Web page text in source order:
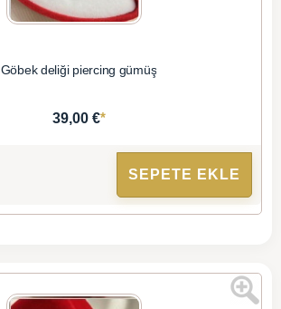
Göbek deliği piercing gümüş
39,00 €*
SEPETE EKLE